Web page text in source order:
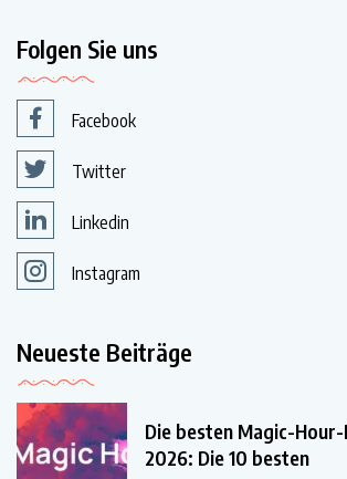
Folgen Sie uns
Facebook
Twitter
Linkedin
Instagram
Neueste Beiträge
Die besten Magic-
2026: Die 10 besten